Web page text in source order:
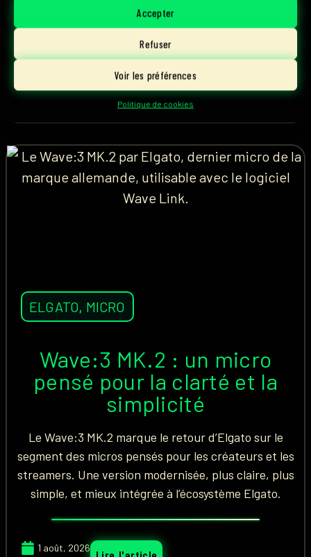
Accepter
Refuser
Voir les préférences
Politique de cookies
rivalité... Les Pinky Blinders se présentent chez
Parlons Esport.
Lire l'article
ELGATO, MICRO
Wave:3 MK.2 : un micro
pensé pour la clarté et la
simplicité
Le Wave:3 MK.2 marque le retour d’Elgato sur le
segment des micros pensés pour les créateurs et les
streamers. Une version modernisée, plus claire, plus
simple, et mieux intégrée à l’écosystème Elgato.
1 août, 2026